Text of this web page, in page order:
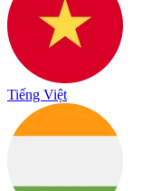
Tiếng Việt